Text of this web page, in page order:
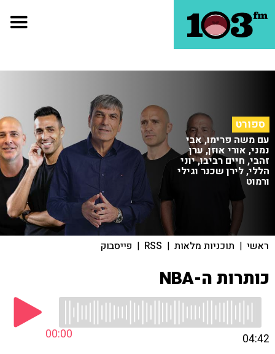
ספורט
עם משה פרימו, אבי
נמני, אורי אוזן, ערן
זהבי, חיים רביבו, יוני
הללי, לירן שכנר וגילי
ורמוט
ראשי | תוכניות מלאות |
RSS
| פייסבוק
כותרות ה-NBA
00:00 04:42